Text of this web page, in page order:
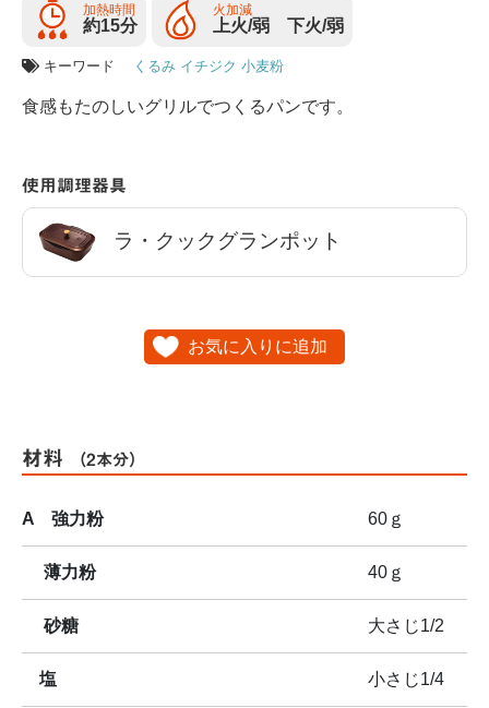
加熱時間
約15分
火加減
上火/弱 下火/弱
キーワード くるみ イチジク 小麦粉
食感もたのしいグリルでつくるパンです。
使用調理器具
ラ・クックグランポット
お気に入りに追加
材料 （2本分）
A 強力粉 60ｇ
薄力粉 40ｇ
砂糖 大さじ1/2
塩 小さじ1/4